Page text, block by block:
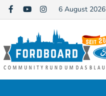
6 August 2026